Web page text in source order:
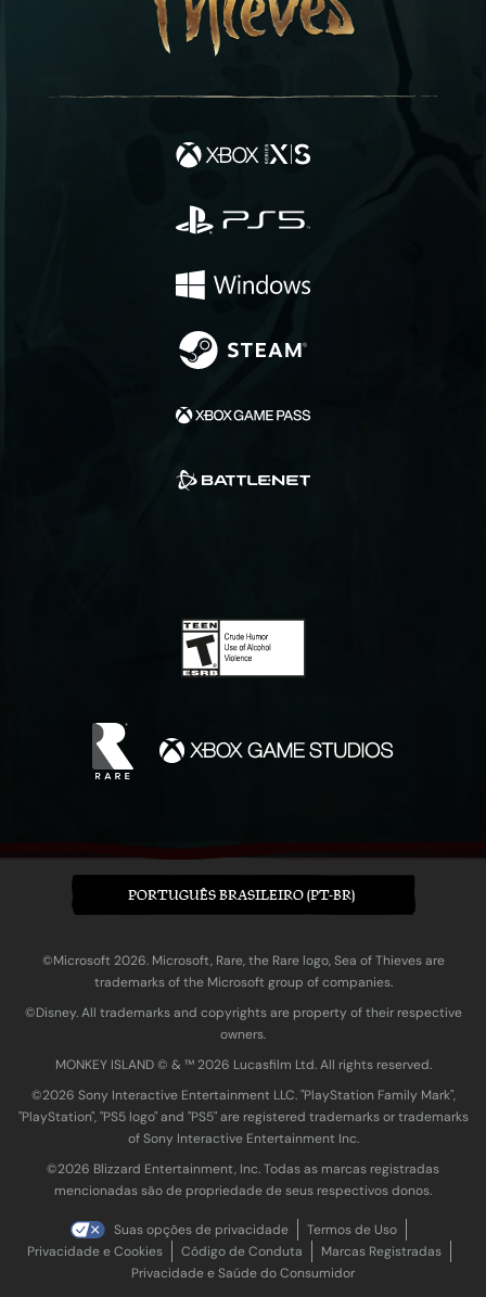
PORTUGUÊS BRASILEIRO (PT-BR)
©Microsoft 2026. Microsoft, Rare, the Rare logo, Sea of Thieves are
trademarks of the Microsoft group of companies.
©Disney. All trademarks and copyrights are property of their respective
owners.
MONKEY ISLAND © & ™ 20‍26 Lucasfilm Ltd. All rights reserved.
©2026 Sony Interactive Entertainment LLC. "PlayStation Family Mark",
"PlayStation", "PS5 logo" and "PS5" are registered trademarks or trademarks
of Sony Interactive Entertainment Inc.
©2026 Blizzard Entertainment, Inc. Todas as marcas registradas
mencionadas são de propriedade de seus respectivos donos.
Suas opções de privacidade
Termos de Uso
Privacidade e Cookies
Código de Conduta
Marcas Registradas
Privacidade e Saúde do Consumidor